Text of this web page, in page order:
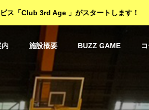
ス「Club 3rd Age 」がスタートします！
内 施設概要 BUZZ GAME